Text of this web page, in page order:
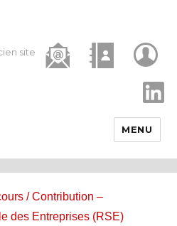
site
MENU
/ Contribution –
des Entreprises (RSE)